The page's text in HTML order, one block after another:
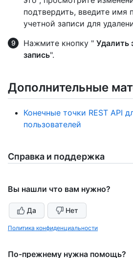
подтвердить, введите имя
учетной записи для
Нажмите кнопку " Удалить
запись".
Дополнительные
Конечные точки REST API
пользователей
Справка и поддержка
Вы нашли что вам нужно?
Да Нет
Политика конфиденциальности
По-прежнему нужна помощь?